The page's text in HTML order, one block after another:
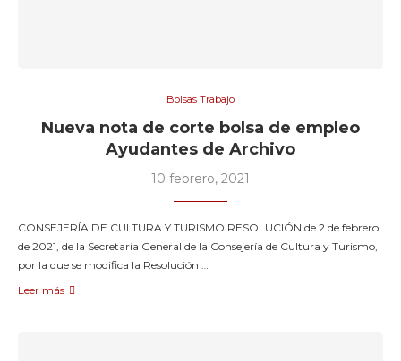
Bolsas Trabajo
Nueva nota de corte bolsa de empleo
Ayudantes de Archivo
10 febrero, 2021
CONSEJERÍA DE CULTURA Y TURISMO RESOLUCIÓN de 2 de febrero
de 2021, de la Secretaría General de la Consejería de Cultura y Turismo,
por la que se modifica la Resolución …
Leer más